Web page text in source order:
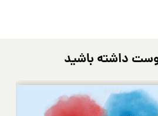
داشته باشید